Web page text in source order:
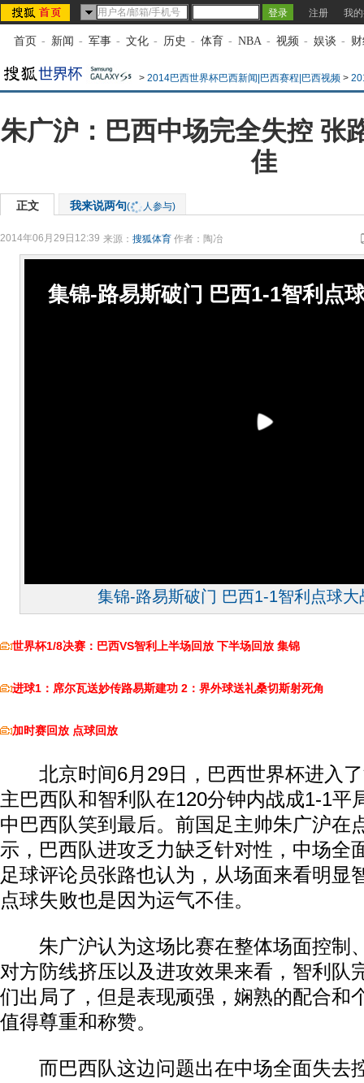
注册 我
首页 - 新闻 - 军事 - 文化 - 历史 - 体育 - NBA - 视频 - 娱谈 -
> 2014巴西世界杯巴西新闻|巴西赛程|巴西视频 >
朱广沪：巴西中场完全失控 张
佳
正文 我来说两句( 人参与)
2014年06月29日12:39 来源： 搜狐体育 作者：陶冶
集锦-路易斯破门 巴西1-1智利点
集锦-路易斯破门 巴西1-1智利点球大
世界杯1/8决赛：巴西VS智利上半场回放 下半场回放 集锦
进球1：席尔瓦送妙传路易斯建功 2：界外球送礼桑切斯射死角
加时赛回放 点球回放
北京时间6月29日，巴西世界杯进入了
主巴西队和智利队在120分钟内战成1-1平
中巴西队笑到最后。前国足主帅朱广沪在
示，巴西队进攻乏力缺乏针对性，中场全
足球评论员张路也认为，从场面来看明显
点球失败也是因为运气不佳。
朱广沪认为这场比赛在整体场面控制
对方防线挤压以及进攻效果来看，智利队
们出局了，但是表现顽强，娴熟的配合和
值得尊重和称赞。
而巴西队这边问题出在中场全面失去